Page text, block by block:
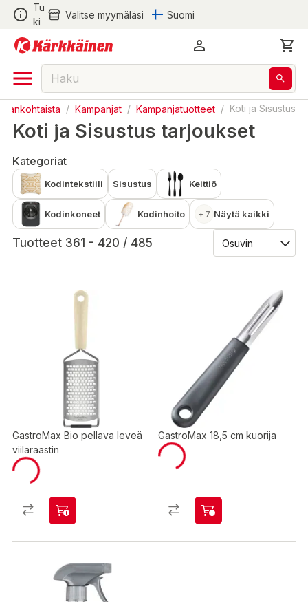
Tu
ki
Valitse myymäläsi Suomi
Ajankohtaista / Kampanjat / Kampanjatuotteet / Koti ja Sisustus
Koti ja Sisustus tarjoukset
Kategoriat
Kodintekstiili Sisustus Keittiö
Kodinkoneet Kodinhoito + 7 Näytä kaikki
Tuotteet 361 - 420 / 485
GastroMax Bio pellava leveä
viilaraastin
GastroMax 18,5 cm kuorija